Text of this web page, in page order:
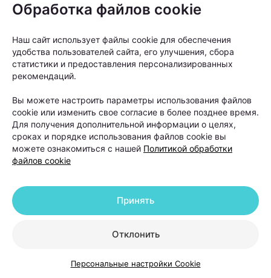
останавливаюсь и хвалю себя за все старания.
О питании при вынашивании
Прислушивайтесь к рекомендациям вашего врача.
сбросить. Плюс во время беременности тестируют
кровь чтобы проверить, хватает ли всех
питательных элементов и витаминов, поэтому все
индивидуально.
В целом, я заметила, что мне стало сложно
переваривать острую еду, поэтому ее количество
нравиться запах растительного масла (стараюсь
Обработка файлов cookie
Наш сайт использует файлы cookie для обеспечения
удобства пользователей сайта, его улучшения, сбора
статистики и предоставления персонализированных
рекомендаций.
Вы можете настроить параметры использования файлов
cookie или изменить свое согласие в более позднее время.
Для получения дополнительной информации о целях,
сроках и порядке использования файлов cookie вы
можете ознакомиться с нашей Политикой обработки
файлов cookie
Отклонить
Принять
Персональные настройки Cookie